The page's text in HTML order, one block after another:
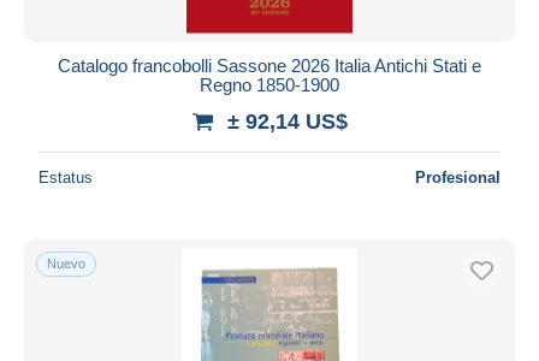
Catalogo francobolli Sassone 2026 Italia Antichi Stati e
Regno 1850-1900
± 92,14 US$
Estatus Profesional
Nuevo